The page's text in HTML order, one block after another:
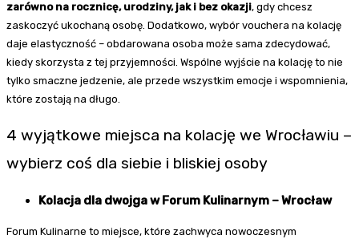
zarówno na rocznicę, urodziny, jak i bez okazji, gdy chcesz
zaskoczyć ukochaną osobę. Dodatkowo, wybór vouchera na kolację
daje elastyczność – obdarowana osoba może sama zdecydować,
kiedy skorzysta z tej przyjemności. Wspólne wyjście na kolację to nie
tylko smaczne jedzenie, ale przede wszystkim emocje i wspomnienia,
które zostają na długo.
4 wyjątkowe miejsca na kolację we Wrocławiu –
wybierz coś dla siebie i bliskiej osoby
Kolacja dla dwojga w Forum Kulinarnym – Wrocław
Forum Kulinarne to miejsce, które zachwyca nowoczesnym